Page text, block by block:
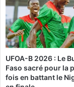
i
l
p
o
u
r
a
f
0
2
4
a
u
B
u
r
UFOA-B 2026 : Le
Faso sacré pour la
fois en battant le